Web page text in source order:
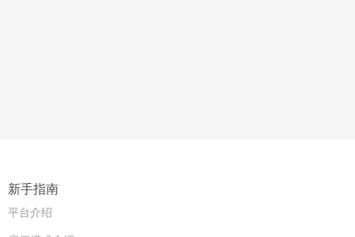
新手指南
平台介绍